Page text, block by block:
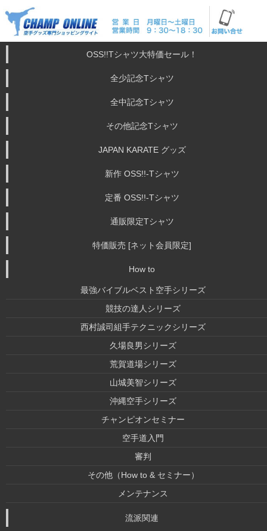
OSS!!Tシャツ大特価セール！
全少記念Tシャツ
全中記念Tシャツ
その他記念Tシャツ
JAPAN KARATE グッズ
新作 OSS!!-Tシャツ
定番 OSS!!-Tシャツ
通販限定Tシャツ
特価販売 [ネット会員限定]
How to
最強バイブルベスト空手シリーズ
競技の達人シリーズ
西村誠司組手テクニックシリーズ
久場良男シリーズ
荒賀道場シリーズ
山城美智シリーズ
沖縄空手シリーズ
チャンピオンセミナー
空手道入門
審判
その他（How to & セミナー）
メンテナンス
流派関連